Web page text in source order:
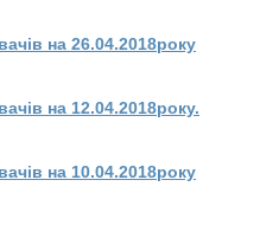
на 26.04.2018року
на 12.04.2018року.
на 10.04.2018року